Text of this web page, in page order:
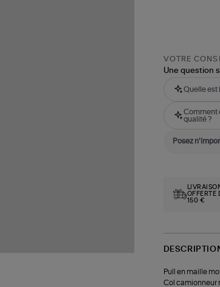
VOTRE
Une question
Quelle est
Comment
qualité ?
OFFERTE
150 €
Pull en maille
Col camionneur